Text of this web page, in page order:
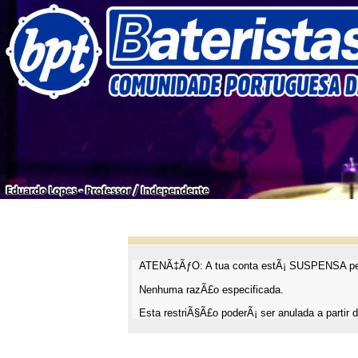
ATENÃ‡ÃƒO: A tua conta estÃ¡ SUSPENSA
Nenhuma razÃ£o especificada.
Esta restriÃ§Ã£o poderÃ¡ ser anulada a partir